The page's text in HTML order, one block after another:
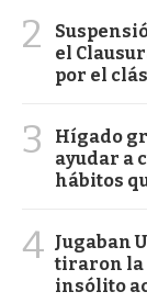
2
el
por el
3
Hígado
ayudar a
hábitos
4 Jugaban
tiraron la
insólito